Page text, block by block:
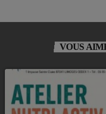
VOUS